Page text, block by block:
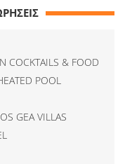
COCKTAILS & FOOD
POOL
GEA VILLAS